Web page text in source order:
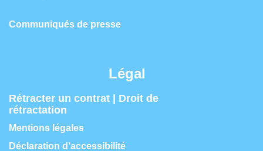
Communiqués de presse
Légal
Rétracter un contrat | Droit de
rétractation
Mentions légales
Déclaration d’accessibilité